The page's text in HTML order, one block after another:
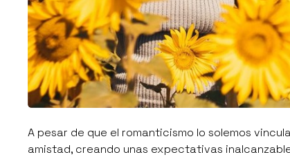
A pesar de que el romanticismo lo solemos
amistad, creando unas expectativas